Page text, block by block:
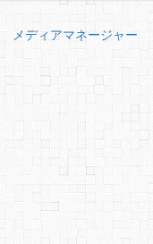
メディアマネージャー